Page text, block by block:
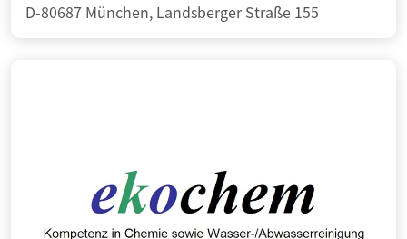
D-80687 München, Landsberger Straße 155